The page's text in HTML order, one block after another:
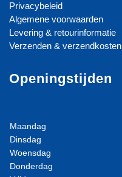
Privacybeleid
Algemene voorwaarden
Levering & retourinformatie
Verzenden & verzendkosten
Openingstijden
Maandag
Dinsdag
Woensdag
Donderdag